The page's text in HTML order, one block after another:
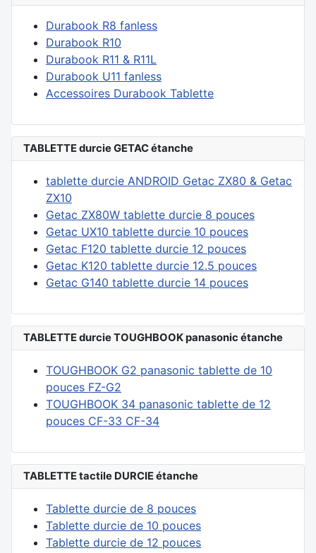
Durabook R8 fanless
Durabook R10
Durabook R11 & R11L
Durabook U11 fanless
Accessoires Durabook Tablette
TABLETTE durcie GETAC étanche
tablette durcie ANDROID Getac ZX80 & Getac
ZX10
Getac ZX80W tablette durcie 8 pouces
Getac UX10 tablette durcie 10 pouces
Getac F120 tablette durcie 12 pouces
Getac K120 tablette durcie 12.5 pouces
Getac G140 tablette durcie 14 pouces
TABLETTE durcie TOUGHBOOK panasonic étanche
TOUGHBOOK G2 panasonic tablette de 10
pouces FZ-G2
TOUGHBOOK 34 panasonic tablette de 12
pouces CF-33 CF-34
TABLETTE tactile DURCIE étanche
Tablette durcie de 8 pouces
Tablette durcie de 10 pouces
Tablette durcie de 12 pouces